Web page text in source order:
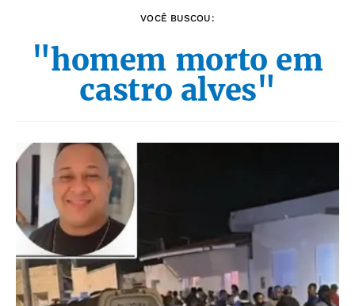
VOCÊ BUSCOU:
"homem morto em
castro alves"